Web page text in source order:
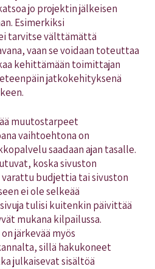
jo projektin jälkeisen
Esimerkiksi
tarvitse välttämättä
vaan se voidaan toteuttaa
kehittämään toimittajan
jatkokehityksenä
muutostarpeet
vaihtoehtona on
saadaan ajan tasalle.
koska sivuston
budjettia tai sivuston
ei ole selkeää
tulisi kuitenkin päivittää
mukana kilpailussa.
järkevää myös
sillä hakukoneet
julkaisevat sisältöä